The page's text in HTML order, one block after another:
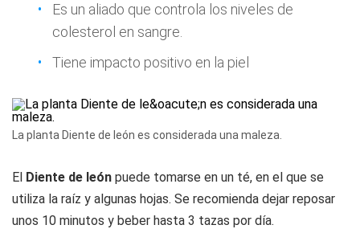
Es un aliado que controla los niveles de
colesterol en sangre.
Tiene impacto positivo en la piel
La planta Diente de león es considerada una maleza.
El Diente de león puede tomarse en un té, en el que se
utiliza la raíz y algunas hojas. Se recomienda dejar reposar
unos 10 minutos y beber hasta 3 tazas por día.